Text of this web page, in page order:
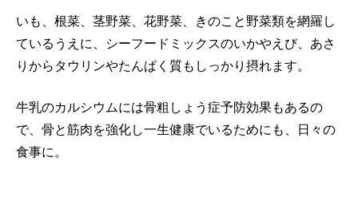
いも、根菜、茎野菜、花野菜、きのこと野菜類を網羅し
ているうえに、シーフードミックスのいかやえび、あさ
りからタウリンやたんぱく質もしっかり摂れます。
牛乳のカルシウムには骨粗しょう症予防効果もあるの
で、骨と筋肉を強化し一生健康でいるためにも、日々の
食事に。